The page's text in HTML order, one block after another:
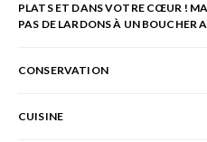
PLATS ET DANS VOTRE CŒUR !
PAS DE LARDONS À UN BOUCHER
CONSERVATION
CUISINE